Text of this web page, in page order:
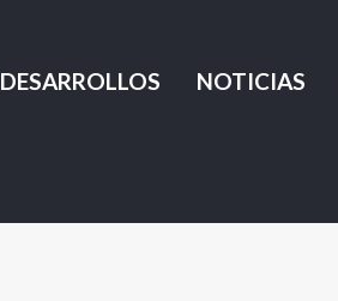
DESARROLLOS NOTICIAS